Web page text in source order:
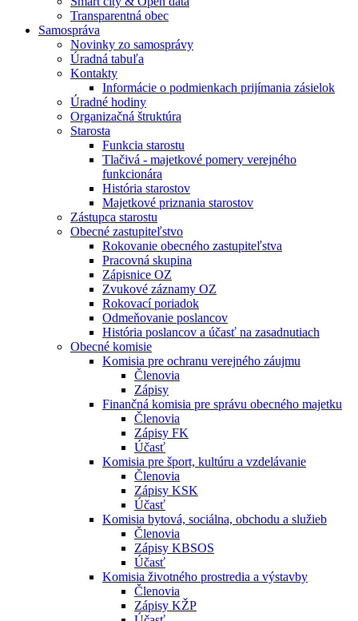
Transparentná obec
Samospráva
Novinky zo samosprávy
Úradná tabuľa
Kontakty
Informácie o podmienkach prijímania zásielok
Úradné hodiny
Organizačná štruktúra
Starosta
Funkcia starostu
Tlačivá - majetkové pomery verejného
funkcionára
História starostov
Majetkové priznania starostov
Zástupca starostu
Obecné zastupiteľstvo
Rokovanie obecného zastupiteľstva
Pracovná skupina
Zápisnice OZ
Zvukové záznamy OZ
Rokovací poriadok
Odmeňovanie poslancov
História poslancov a účasť na zasadnutiach
Obecné komisie
Komisia pre ochranu verejného záujmu
Členovia
Zápisy
Finančná komisia pre správu obecného majetku
Členovia
Zápisy FK
Účasť
Komisia pre šport, kultúru a vzdelávanie
Členovia
Zápisy KSK
Účasť
Komisia bytová, sociálna, obchodu a služieb
Členovia
Zápisy KBSOS
Účasť
Komisia životného prostredia a výstavby
Členovia
Zápisy KŽP